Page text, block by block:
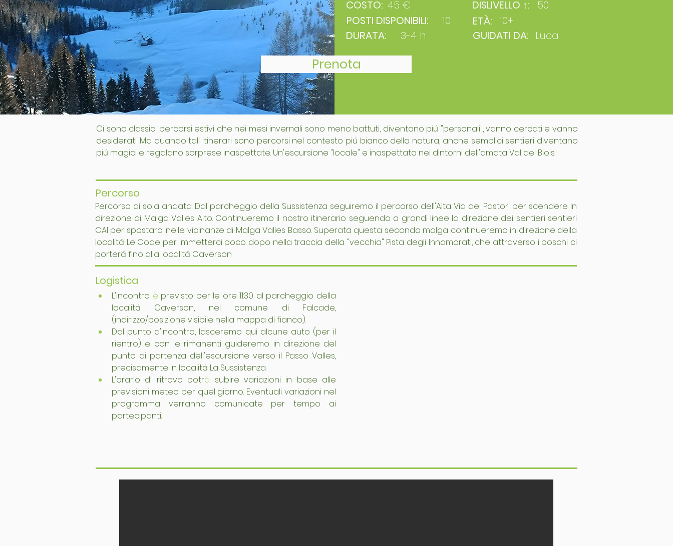
DISLIVELLO ↑:
50
POSTI DISPONIBILI:
45 €
ETÀ: 10+
10
DURATA:
3-4 h
COSTO:
GUIDATI DA: Luca
Prenota
Ci sono classici percorsi estivi che nei mesi invernali sono meno battuti, diventano piú "personali", vanno cercati e vanno
desiderati. Ma quando tali itinerari sono percorsi nel contesto piú bianco della natura, anche semplici sentieri diventano
piú magici e regalano sorprese inaspettate. Un'escursione "locale" e inaspettata nei dintorni dell'amata Val del Biois.
Percorso
Percorso di sola andata. Dal parcheggio della Sussistenza seguiremo il percorso dell'Alta Via dei Pastori per scendere in
direzione di Malga Valles Alto. Continueremo il nostro itinerario seguendo a grandi linee la direzione dei sentieri sentieri
CAI per spostarci nelle vicinanze di Malga Valles Basso. Superata questa seconda malga continueremo in direzione della
localitá Le Code per immetterci poco dopo nella traccia della "vecchia" Pista degli Innamorati, che attraverso i boschi ci
porterá fino alla localitá Caverson.
Logistica
L'incontro è previsto per le ore 11:30 al parcheggio della
localitá Caverson, nel comune di Falcade,
(indirizzo/posizione visibile nella mappa di fianco).
Dal punto d'incontro, lasceremo qui alcune auto (per il
rientro) e con le rimanenti guideremo in direzione del
punto di partenza dell'escursione verso il Passo Valles,
precisamente in localitá La Sussistenza.
L'orario di ritrovo potrà subire variazioni in base alle
previsioni meteo per quel giorno. Eventuali variazioni nel
programma verranno comunicate per tempo ai
partecipanti.